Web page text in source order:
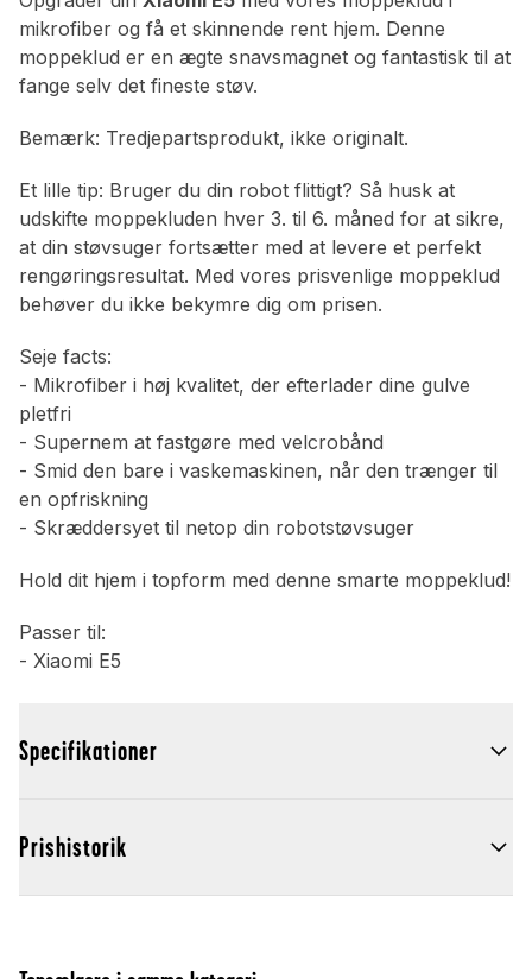
mikrofiber og få et skinnende rent hjem. Denne
moppeklud er en ægte snavsmagnet og fantastisk til at
fange selv det fineste støv.
Bemærk: Tredjepartsprodukt, ikke originalt.
Et lille tip: Bruger du din robot flittigt? Så husk at
udskifte moppekluden hver 3. til 6. måned for at sikre,
at din støvsuger fortsætter med at levere et perfekt
rengøringsresultat. Med vores prisvenlige moppeklud
behøver du ikke bekymre dig om prisen.
Seje facts:
- Mikrofiber i høj kvalitet, der efterlader dine gulve
pletfri
- Supernem at fastgøre med velcrobånd
- Smid den bare i vaskemaskinen, når den trænger til
en opfriskning
- Skræddersyet til netop din robotstøvsuger
Hold dit hjem i topform med denne smarte moppeklud!
Passer til:
- Xiaomi E5
Specifikationer
Prishistorik